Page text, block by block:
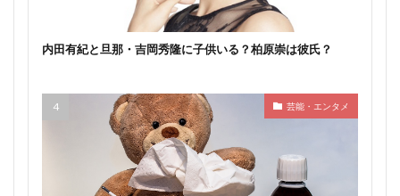
内田有紀と旦那・吉岡秀隆に子供いる？柏原崇は彼氏？
芸能・エンタメ